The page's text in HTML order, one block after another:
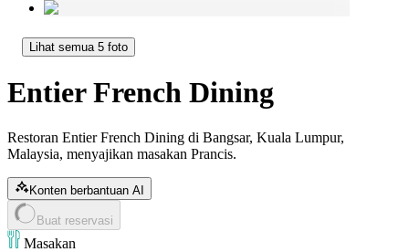
Lihat semua 5 foto
Entier French Dining
Restoran Entier French Dining di Bangsar, Kuala Lumpur,
Malaysia, menyajikan masakan Prancis.
Konten berbantuan AI
Buat reservasi
Masakan